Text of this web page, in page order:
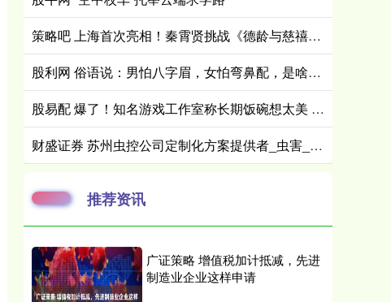
策略吧 上海首次亮相！秦霄贤挑战《德龄与慈禧》“光绪”，他没想到……
股利网 俗语说：男怕八字眉，女怕弯鼻配，是啥意思？有依据吗？
股易配 爆了！知名游戏工作室称长期饭碗想太美 以后只招外包
财盛证券 苏州虫控公司定制化方案提供者_虫害_防治_净洲
推荐资讯
广证策略 增值税加计抵减，先进
制造业企业这样申请